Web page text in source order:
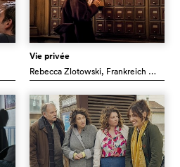
Vie privée
Rebecca Zlotowski, Frankreich